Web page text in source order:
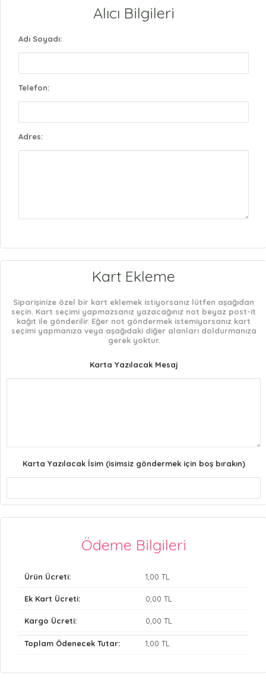
Alıcı Bilgileri
Adı Soyadı:
Telefon:
Adres:
Kart Ekleme
Siparişinize özel bir kart eklemek istiyorsanız lütfen aşağıdan
seçin. Kart seçimi yapmazsanız yazacağınız not beyaz post-it
kağıt ile gönderilir. Eğer not göndermek istemiyorsanız kart
seçimi yapmanıza veya aşağıdaki diğer alanları doldurmanıza
gerek yoktur.
Karta Yazılacak Mesaj
Karta Yazılacak İsim (isimsiz göndermek için boş bırakın)
Ödeme Bilgileri
Ürün Ücreti: 1 ,00 TL
Ek Kart Ücreti: 0 ,00 TL
Kargo Ücreti: 0 ,00 TL
Toplam Ödenecek Tutar: 1 ,00 TL